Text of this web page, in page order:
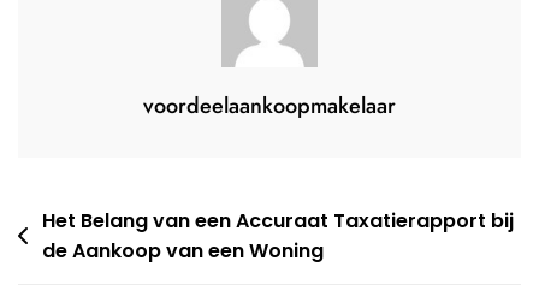
voordeelaankoopmakelaar
Berichtnavigatie
Het Belang van een Accuraat Taxatierapport bij
de Aankoop van een Woning